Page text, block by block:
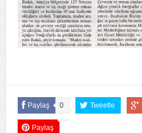
Paylaş 0 Tweetle
Paylaş